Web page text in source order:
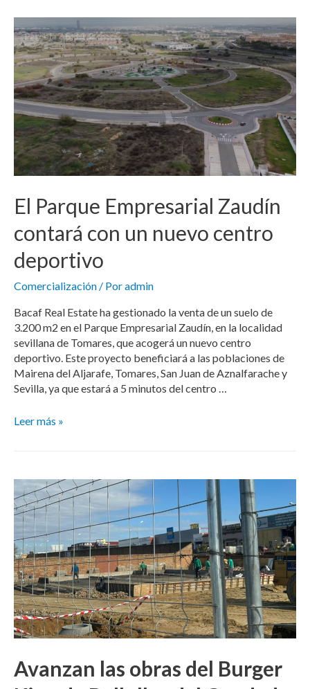
El Parque Empresarial Zaudín
contará con un nuevo centro
deportivo
Comercialización / Poradmin
Bacaf Real Estate ha gestionado la venta de un suelo de
3.200 m2 en el Parque Empresarial Zaudín, en la localidad
sevillana de Tomares, que acogerá un nuevo centro
deportivo. Este proyecto beneficiará a las poblaciones de
Mairena del Aljarafe, Tomares, San Juan de Aznalfarache y
Sevilla, ya que estará a 5 minutos del centro …
Leer más »
Avanzan las obras del Burger